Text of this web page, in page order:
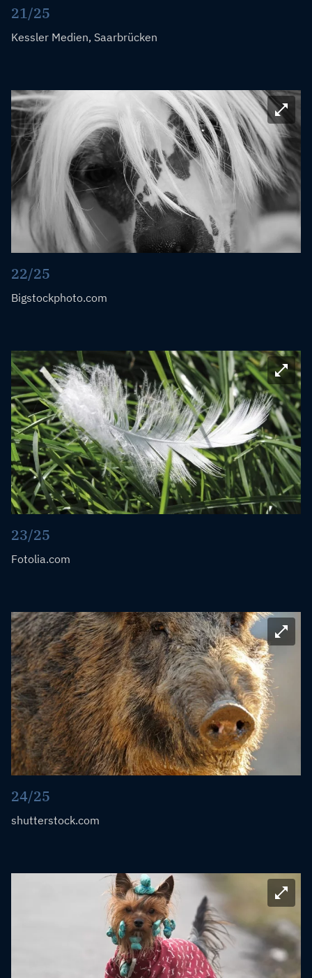
21/25
Kessler Medien, Saarbrücken
Bild
22/25
Bigstockphoto.com
Bild
23/25
Fotolia.com
Bild
24/25
shutterstock.com
Bild